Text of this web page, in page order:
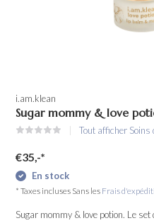
i.am.klean
Sugar mommy & love
Tout afficher Soins
€35,-*
En stock
* Taxes incluses Sans les Frais
Sugar mommy & love potion. Le